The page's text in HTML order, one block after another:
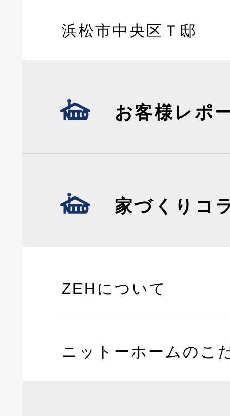
浜松市中央区Ｔ邸
お客様レポ
家づくりコ
ZEHについて
ニットーホームのこ